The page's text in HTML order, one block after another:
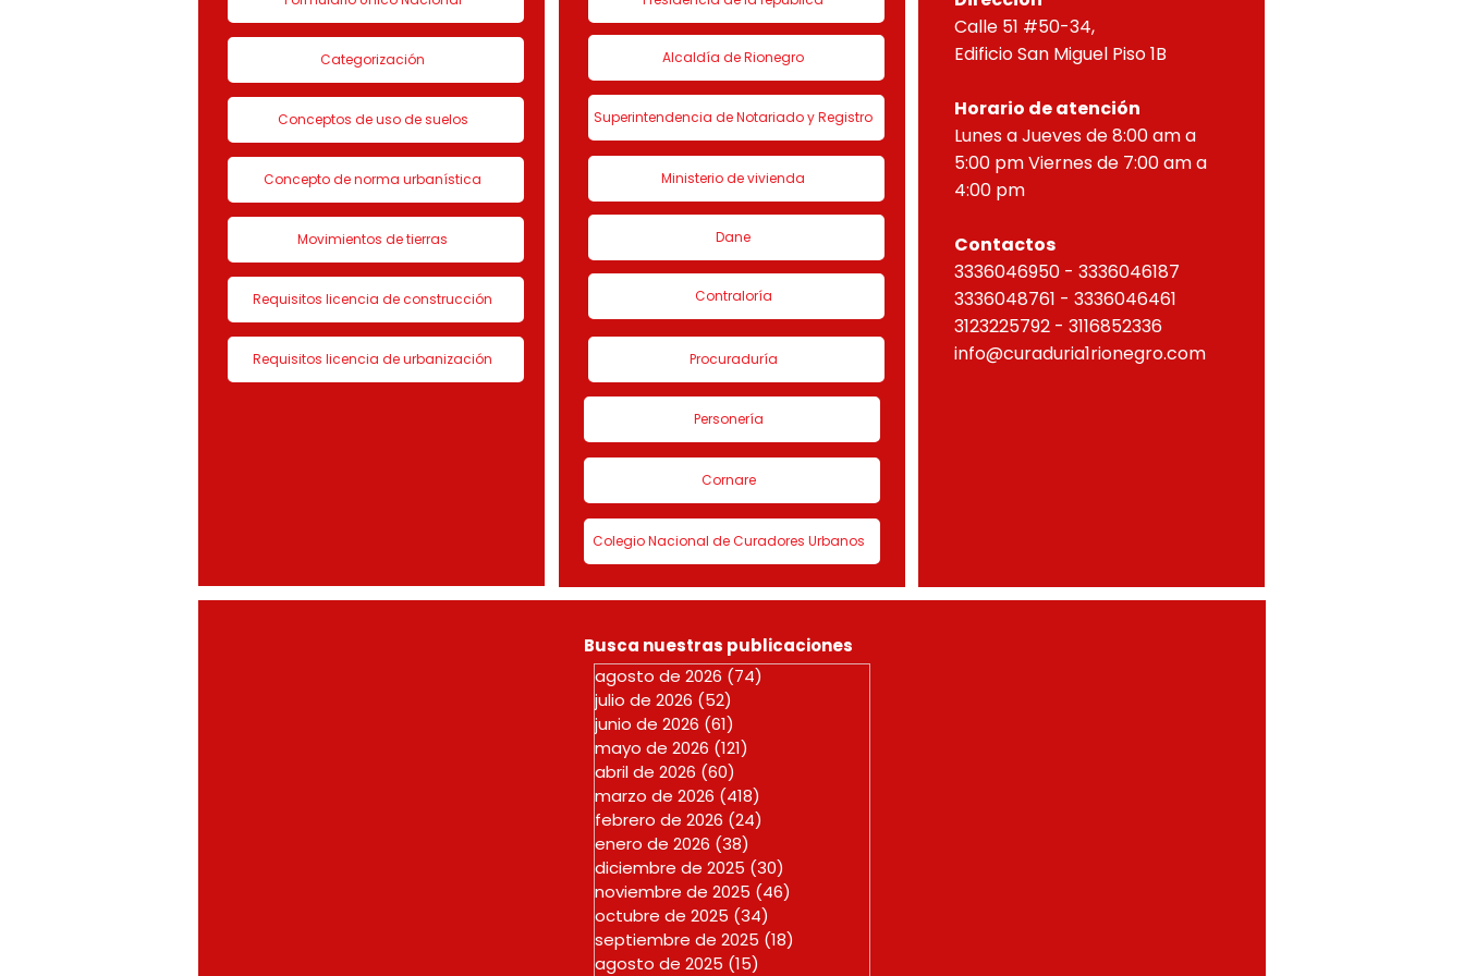
Categorización
Conceptos de uso de suelos
Concepto de norma urbanística
Movimientos de tierras
Requisitos licencia de construcción
Requisitos licencia de urbanización
Alcaldía de Rionegro
Superintendencia de Notariado y Registro
Ministerio de vivienda
Dane
Contraloría
Procuraduría
Personería
Cornare
Colegio Nacional de Curadores Urbanos
Calle 51 #50-34,
Edificio San Miguel Piso 1B
Horario de atención
Lunes a Jueves de 8:00 am a
5:00 pm Viernes de 7:00 am a
4:00 pm
Contactos
3336046950 - 3336046187
3336048761 - 3336046461
3123225792 - 3116852336
info@curaduria1rionegro.com
Busca nuestras publicaciones
agosto de 2026 (74)
julio de 2026 (52)
junio de 2026 (61)
mayo de 2026 (121)
abril de 2026 (60)
marzo de 2026 (418)
febrero de 2026 (24)
enero de 2026 (38)
diciembre de 2025 (30)
noviembre de 2025 (46)
octubre de 2025 (34)
septiembre de 2025 (18)
agosto de 2025 (15)